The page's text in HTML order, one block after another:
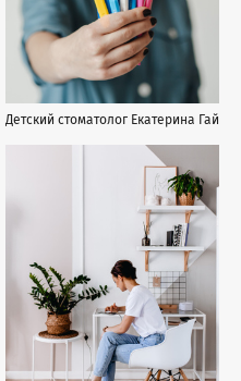
Детский стоматолог Екатерина Гай